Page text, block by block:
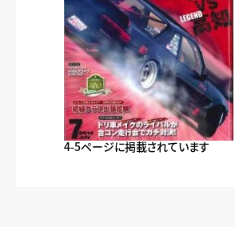
4-5ページに掲載されています